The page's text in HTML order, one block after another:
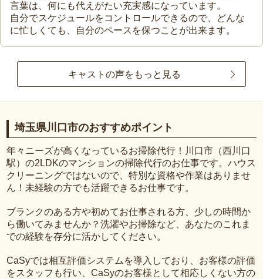
言葉は、何にも代えがたい充実感になっています。
自分でスケジュールをコントロールできるので、どんな
に忙しくても、自分のペースを保つことが出来ます。
キャストの声をもっと見る
埼玉県川口市のおすすめポイント
年々ニーズが高くなっているお掃除代行！川口市（西川口
駅）の2LDKのマンションの掃除代行のお仕事です。ハウス
クリーニングではないので、特別な資格や作業はありませ
ん！未経験の方でも活躍できるお仕事です。
ブランクのある方や初めてお仕事される方、少しの時間か
ら働いてみませんか？洗濯やお掃除など、あなたのこれま
での経験を存分に活かしてください。
CaSyでは相互評価システムを導入しており、お客様の評価
をスタッフも行い、CaSyのお客様として相応しくない方の